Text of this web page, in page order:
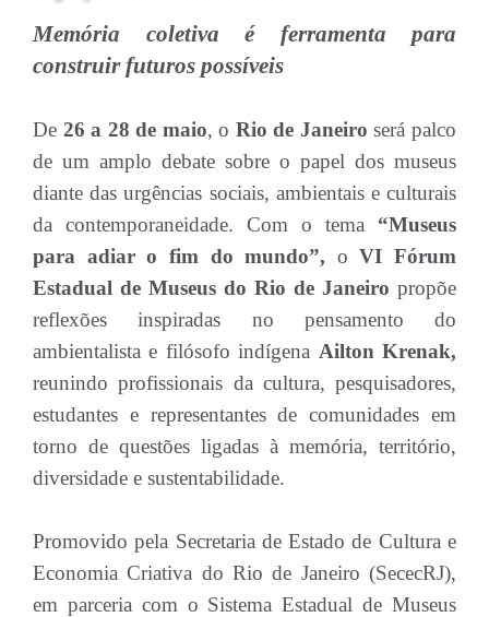
Memória coletiva é ferramenta para
construir futuros possíveis
De 26 a 28 de maio, o Rio de Janeiroserá palco
de um amplo debate sobre o papel dos museus
diante das urgências sociais, ambientais e culturais
da contemporaneidade. Com o tema “Museus
para adiar o fim do mundo”, oVI Fórum
Estadual de Museus do Rio de Janeiro propõe
reflexões inspiradas no pensamento do
ambientalista e filósofo indígena Ailton Krenak,
reunindo profissionais da cultura, pesquisadores,
estudantes e representantes de comunidades em
torno de questões ligadas à memória, território,
diversidade e sustentabilidade.
Promovido pela Secretaria de Estado de Cultura e
Economia Criativa do Rio de Janeiro (SececRJ),
em parceria com o Sistema Estadual de Museus